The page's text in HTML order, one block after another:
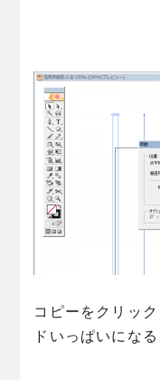
コピーをクリッ
ドいっぱいにな